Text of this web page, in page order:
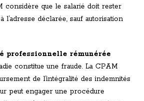
considère que le salarié doit rester
l’adresse déclarée, sauf autorisation
professionnelle rémunérée
constitue une fraude. La CPAM
de l’intégralité des indemnités
peut engager une procédure